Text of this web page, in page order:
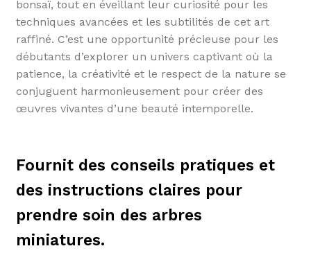
bonsaï, tout en éveillant leur curiosité pour les
techniques avancées et les subtilités de cet art
raffiné. C’est une opportunité précieuse pour les
débutants d’explorer un univers captivant où la
patience, la créativité et le respect de la nature se
conjuguent harmonieusement pour créer des
œuvres vivantes d’une beauté intemporelle.
Fournit des conseils pratiques et
des instructions claires pour
prendre soin des arbres
miniatures.